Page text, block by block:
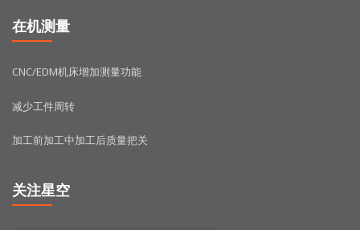
在机测量
CNC/EDM机床增加测量功能
减少工件周转
加工前加工中加工后质量把关
关注星空